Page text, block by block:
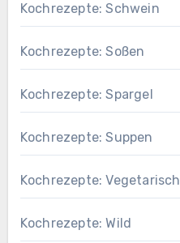
Kochrezepte: Schwein
Kochrezepte: Soßen
Kochrezepte: Spargel
Kochrezepte: Suppen
Kochrezepte: Vegetarisch
Kochrezepte: Wild